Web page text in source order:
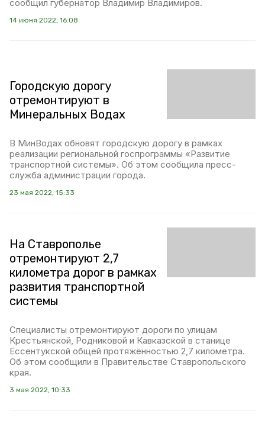
сообщил губернатор Владимир Владимиров.
14 июня 2022, 16:08
Городскую дорогу
отремонтируют в
Минеральных Водах
В МинВодах обновят городскую дорогу в рамках
реализации региональной госпрограммы «Развитие
транспортной системы». Об этом сообщила пресс-
служба администрации города.
23 мая 2022, 15:33
На Ставрополье
отремонтируют 2,7
километра дорог в рамках
развития транспортной
системы
Специалисты отремонтируют дороги по улицам
Крестьянской, Родниковой и Кавказской в станице
Ессентукской общей протяжённостью 2,7 километра.
Об этом сообщили в Правительстве Ставропольского
края.
3 мая 2022, 10:33